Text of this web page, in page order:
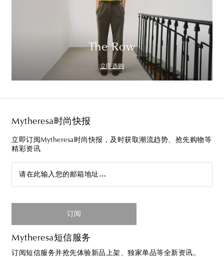
The Row
立即选购
Mytheresa时尚快报
立即订阅Mytheresa时尚快报，及时获取潮流趋势、抢先购物等
精彩资讯
请在此输入您的邮箱地址…
订阅
Mytheresa短信服务
订阅短信服务并抢先体验新品上架、独家单品等全新资讯。